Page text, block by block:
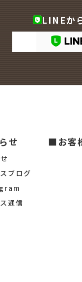
LINEか
せ
ブログ
通信
■お客